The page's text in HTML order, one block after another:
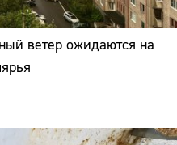
ветер ожидаются на